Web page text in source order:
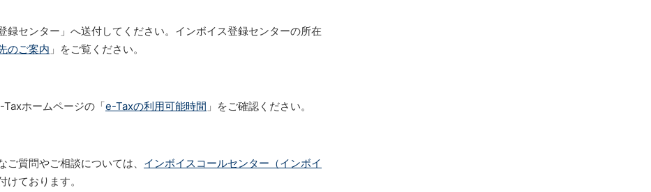
録センター」へ送付してください。インボイス登録センターの所在
のご案内 」をご覧ください。
ホームページの「e-Taxの利用可能時間 」をご確認ください。
質問やご相談については、 インボイスコールセンター（インボイ
けております。